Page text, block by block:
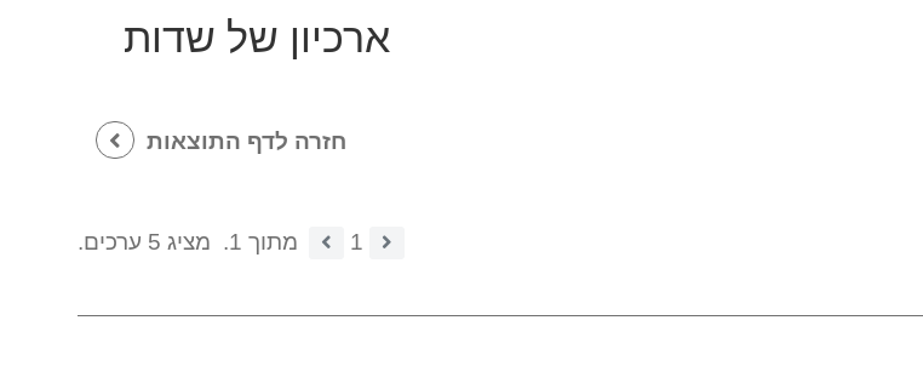
ארכיון של שדות
חזרה לדף התוצאות
1 מתוך 1.
מציג 5 ערכים.